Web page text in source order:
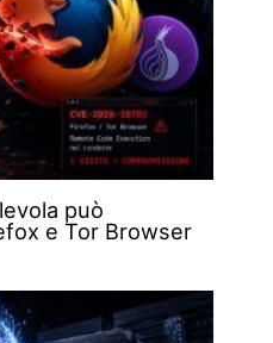
può
e Tor Browser